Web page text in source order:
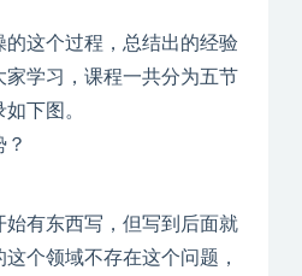
这个过程，总结出的经验
学习，课程一共分为五节
下图。
有东西写，但写到后面就
个领域不存在这个问题，